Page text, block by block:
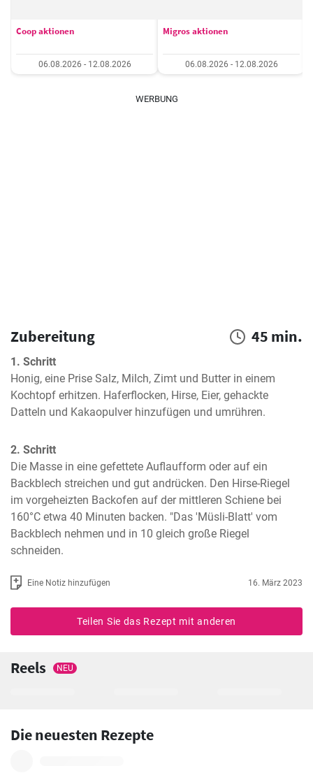
Coop aktionen
06.08.2026 - 12.08.2026
Migros aktionen
06.08.2026 - 12.08.2026
WERBUNG
Zubereitung 45 min.
1. Schritt
Honig, eine Prise Salz, Milch, Zimt und Butter in einem
Kochtopf erhitzen. Haferflocken, Hirse, Eier, gehackte
Datteln und Kakaopulver hinzufügen und umrühren.
2. Schritt
Die Masse in eine gefettete Auflaufform oder auf ein
Backblech streichen und gut andrücken. Den Hirse-Riegel
im vorgeheizten Backofen auf der mittleren Schiene bei
160°C etwa 40 Minuten backen. "Das 'Müsli-Blatt' vom
Backblech nehmen und in 10 gleich große Riegel
schneiden.
Eine Notiz hinzufügen 16. März 2023
Teilen Sie das Rezept mit anderen
Reels NEU
Die neuesten Rezepte